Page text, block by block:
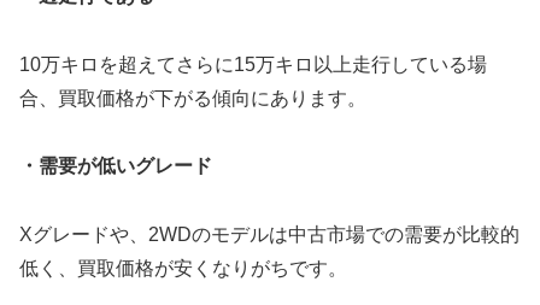
10万キロを超えてさらに15万キロ以上走行している場
合、買取価格が下がる傾向にあります。
・需要が低いグレード
Xグレードや、2WDのモデルは中古市場での需要が比較的
低く、買取価格が安くなりがちです。